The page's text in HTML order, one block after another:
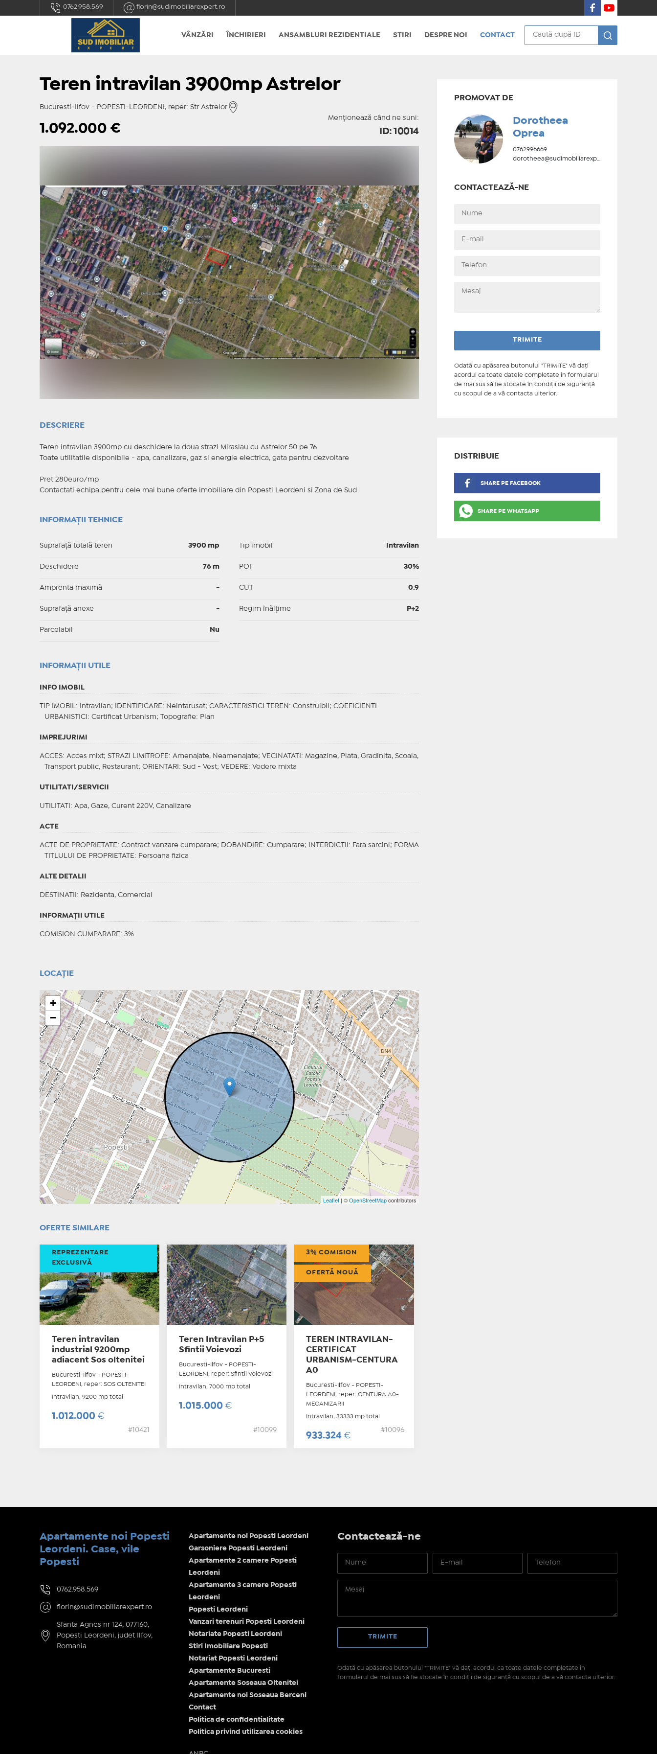
0762.958.569 florin@sudimobiliarexpert.ro
VÂNZĂRI ÎNCHIRIERI ANSAMBLURI REZIDENTIALE STIRI DESPRE NOI CONTACT
Teren intravilan 3900mp Astrelor
Bucuresti-Ilfov - POPESTI-LEORDENI, reper: Str Astrelor
Menționează când ne suni:
1.092.000 € ID: 10014
DESCRIERE
Teren intravilan 3900mp cu deschidere la doua strazi Miraslau cu Astrelor 50 pe 76
Toate utilitatile disponibile - apa, canalizare, gaz si energie electrica, gata pentru dezvoltare
Pret 280euro/mp
Contactati echipa pentru cele mai bune oferte imobiliare din Popesti Leordeni si Zona de Sud
INFORMAȚII TEHNICE
Suprafață totală teren 3900 mp
Deschidere 76 m
Amprenta maximă -
Suprafață anexe -
Parcelabil Nu
Tip imobil Intravilan
POT 30%
CUT 0.9
Regim înălțime P+2
INFORMAŢII UTILE
INFO IMOBIL
TIP IMOBIL : Intravilan; IDENTIFICARE : Neintarusat; CARACTERISTICI TEREN : Construibil; COEFICIENTI
URBANISTICI : Certificat Urbanism; Topografie: Plan
IMPREJURIMI
ACCES: Acces mixt; STRAZI LIMITROFE : Amenajate, Neamenajate; VECINATATI
: Magazine, Piata, Gradinita, Scoala,
Transport public, Restaurant; ORIENTARI : Sud - Vest; VEDERE : Vedere mixta
UTILITATI/SERVICII
UTILITATI : Apa, Gaze, Curent 220V, Canalizare
ACTE
ACTE DE PROPRIETATE : Contract vanzare cumparare; DOBANDIRE : Cumparare; INTERDICTII : Fara sarcini; FORMA
TITLULUI DE PROPRIETATE : Persoana fizica
ALTE DETALII
DESTINATII : Rezidenta, Comercial
INFORMAŢII UTILE
COMISION CUMPARARE: 3%
LOCAȚIE
+
−
Leaflet| ©OpenStreetMapcontributors
PROMOVAT DE
Dorotheea
Oprea
0762996669
dorotheea@sudimobiliarexpert.ro
CONTACTEAZĂ-NE
Odată cu apăsarea butonului "TRIMITE" vă daţi
acordul ca toate datele completate în formularul
de mai sus să fie stocate în condiţii de siguranţă
cu scopul de a vă contacta ulterior.
DISTRIBUIE
SHARE PE FACEBOOK
SHARE PE WHATSAPP
OFERTE SIMILARE
Teren intravilan
industrial 9200mp
adiacent Sos oltenitei
Bucuresti-Ilfov - POPESTI-
LEORDENI, reper: SOS OLTENITEI
Intravilan, 9200 mp total
1.012.000 €
#10421
REPREZENTARE
EXCLUSIVĂ
Teren Intravilan P+5
Sfintii Voievozi
Bucuresti-Ilfov - POPESTI-
LEORDENI, reper: Sfintii Voievozi
Intravilan, 7000 mp total
1.015.000€
#10099
TEREN INTRAVILAN-
CERTIFICAT
URBANISM-CENTURA
A0
Bucuresti-Ilfov - POPESTI-
LEORDENI, reper: CENTURA A0-
MECANIZARII
Intravilan, 33333 mp total
933.324€
#10096
3% COMISION
OFERTĂ NOUĂ
Apartamente noi Popesti
Leordeni. Case, vile
Popesti
0762.958.569
florin@sudimobiliarexpert.ro
Sfanta Agnes nr 124, 077160,
Popesti Leordeni, judet Ilfov,
Romania
Apartamente noi Popesti Leordeni
Garsoniere Popesti Leordeni
Apartamente 2 camere Popesti
Leordeni
Apartamente 3 camere Popesti
Leordeni
Popesti Leordeni
Vanzari terenuri Popesti Leordeni
Notariate Popesti Leordeni
Stiri Imobiliare Popesti
Notariat Popesti Leordeni
Apartamente Bucuresti
Apartamente Soseaua Oltenitei
Apartamente noi Soseaua Berceni
Contact
Politica de confidentialitate
Politica privind utilizarea cookies
Contactează-ne
Odată cu apăsarea butonului "TRIMITE" vă daţi acordul ca toate datele completate în
formularul de mai sus să fie stocate în condiţii de siguranţă cu scopul de a vă contacta ulterior.